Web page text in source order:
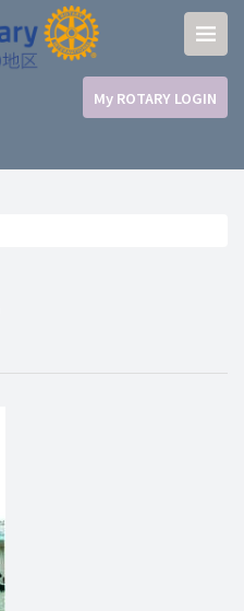
My ROTARY LOGIN